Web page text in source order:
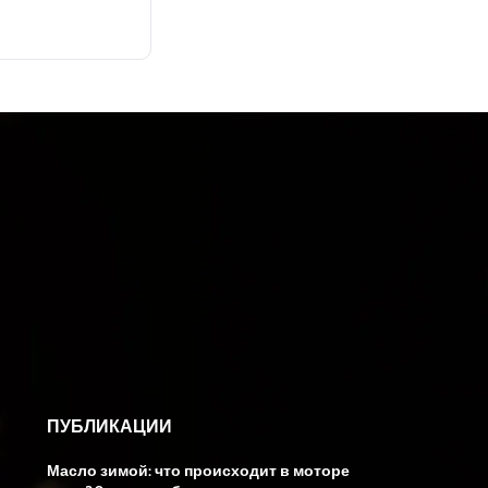
ПУБЛИКАЦИИ
Масло зимой: что происходит в моторе